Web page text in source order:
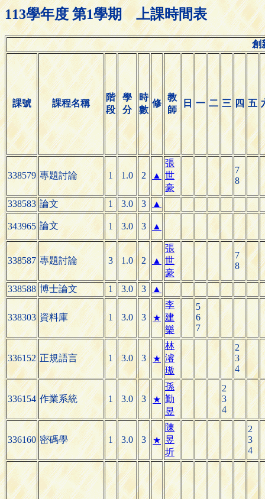
113學年度 第1學期 上課時間表
創
課號 課程名稱
階
段
學
分
時
數
修
教
師
日 一 二 三 四 五
338579 專題討論 1 1.0 2 ▲
張
世
豪
7
8
338583 論文 1 3.0 3 ▲
343965 論文 1 3.0 3 ▲
338587 專題討論 3 1.0 2 ▲
張
世
豪
7
8
338588 博士論文 1 3.0 3 ▲
338303 資料庫 1 3.0 3 ★
李
建
樂
5
6
7
336152 正規語言 1 3.0 3 ★
林
濬
璈
2
3
4
336154 作業系統 1 3.0 3 ★
孫
勤
昱
2
3
4
336160 密碼學 1 3.0 3 ★
陳
昱
圻
2
3
4